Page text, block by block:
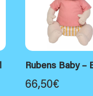
Rubens Baby –
66,50€